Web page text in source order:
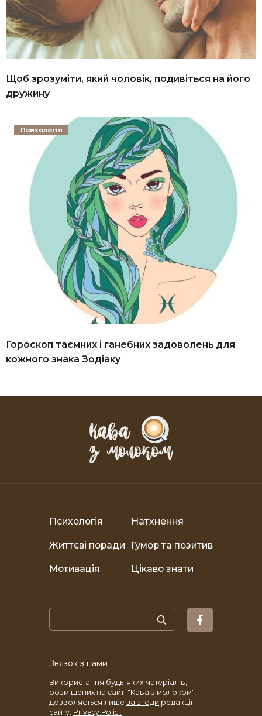
Щоб зрозуміти, який чоловік, подивіться на його
дружину
Гороскоп таємних і ганебних задоволень для
кожного знака Зодіаку
Психологія
Психологія Натхнення
Життєві поради Гумор та позитив
Мотивація Цікаво знати
Звязок з нами
Використання будь-яких матеріалів,
розміщених на сайті "Кава з молоком",
дозволяється лише за згоди редакції
сайту. Privacy Polici.